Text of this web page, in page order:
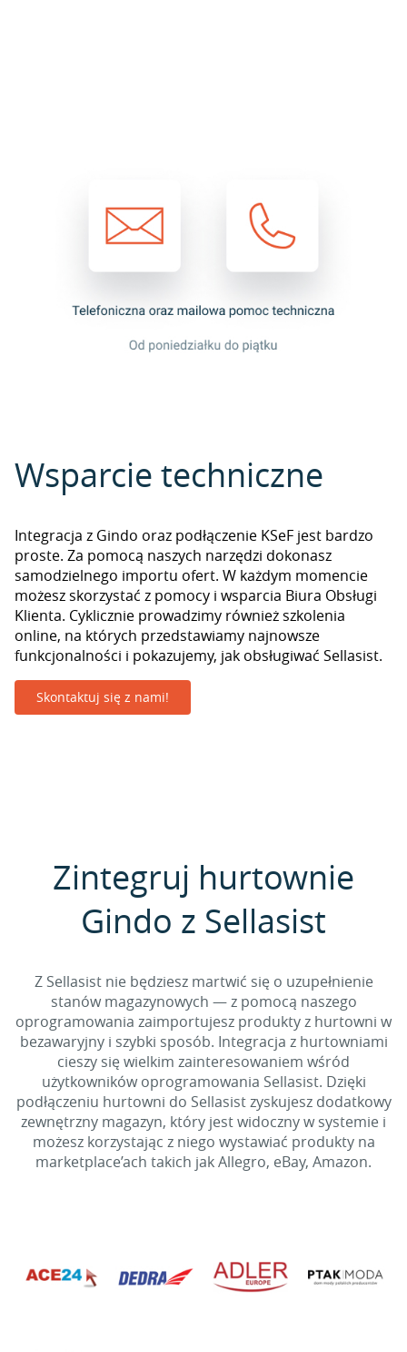
Wsparcie techniczne
Integracja z Gindo oraz podłączenie KSeF jest bardzo
proste. Za pomocą naszych narzędzi dokonasz
samodzielnego importu ofert. W każdym momencie
możesz skorzystać z pomocy i wsparcia Biura Obsługi
Klienta. Cyklicznie prowadzimy również szkolenia
online, na których przedstawiamy najnowsze
funkcjonalności i pokazujemy, jak obsługiwać Sellasist.
Skontaktuj się z nami!
Zintegruj hurtownie
Gindo z Sellasist
Z Sellasist nie będziesz martwić się o uzupełnienie
stanów magazynowych — z pomocą naszego
oprogramowania zaimportujesz produkty z hurtowni w
bezawaryjny i szybki sposób. Integracja z hurtowniami
cieszy się wielkim zainteresowaniem wśród
użytkowników oprogramowania Sellasist. Dzięki
podłączeniu hurtowni do Sellasist zyskujesz dodatkowy
zewnętrzny magazyn, który jest widoczny w systemie i
możesz korzystając z niego wystawiać produkty na
marketplace’ach takich jak Allegro, eBay, Amazon.